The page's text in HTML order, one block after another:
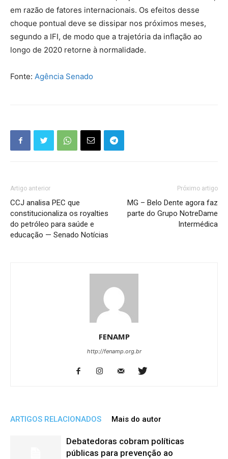
em razão de fatores internacionais. Os efeitos desse
choque pontual deve se dissipar nos próximos meses,
segundo a IFI, de modo que a trajetória da inflação ao
longo de 2020 retorne à normalidade.
Fonte: Agência Senado
Artigo anterior
CCJ analisa PEC que
constitucionaliza os royalties
do petróleo para saúde e
educação — Senado Notícias
Próximo artigo
MG – Belo Dente agora faz
parte do Grupo NotreDame
Intermédica
FENAMP
http://fenamp.org.br
ARTIGOS RELACIONADOS Mais do autor
Debatedoras cobram políticas
públicas para prevenção ao